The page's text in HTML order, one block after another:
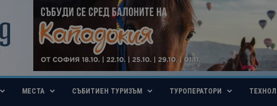
МЕСТА СЪБИТИЕН ТУРИЗЪМ ТУРОПЕРАТОРИ